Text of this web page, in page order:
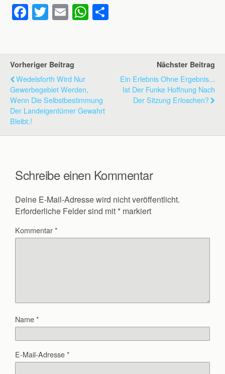
F
a
e
b
o
o
k
T
wi
er
E
m
W
h
s
p
n
Vorheriger Beitrag
Wedelsforth Wird Nur
Gewerbegebiet Werden,
Wenn Die Selbstbestimmung
Der Landeigentümer Gewahrt
Bleibt.!
Nächster Beitrag
Ein Erlebnis Ohne Ergebnis...
Ist Der Funke Hoffnung Nach
Der Sitzung Erloschen?
Schreibe einen Kommentar
Deine E-Mail-Adresse wird nicht veröffentlicht.
Erforderliche Felder sind mit * markiert
Kommentar*
Name*
E-Mail-Adresse*